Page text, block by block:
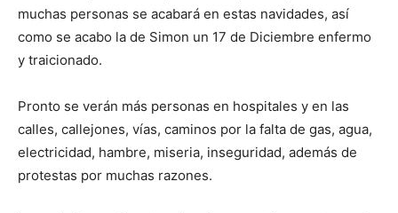
muchas personas se acabará en estas navidades, así
como se acabo la de Simon un 17 de Diciembre enfermo
y traicionado.
Pronto se verán más personas en hospitales y en las
calles, callejones, vías, caminos por la falta de gas, agua,
electricidad, hambre, miseria, inseguridad, además de
protestas por muchas razones.